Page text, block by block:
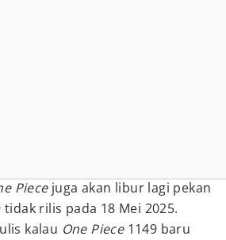
Piece juga akan libur lagi pekan
tidak rilis pada 18 Mei 2025.
kalau One Piece 1149 baru